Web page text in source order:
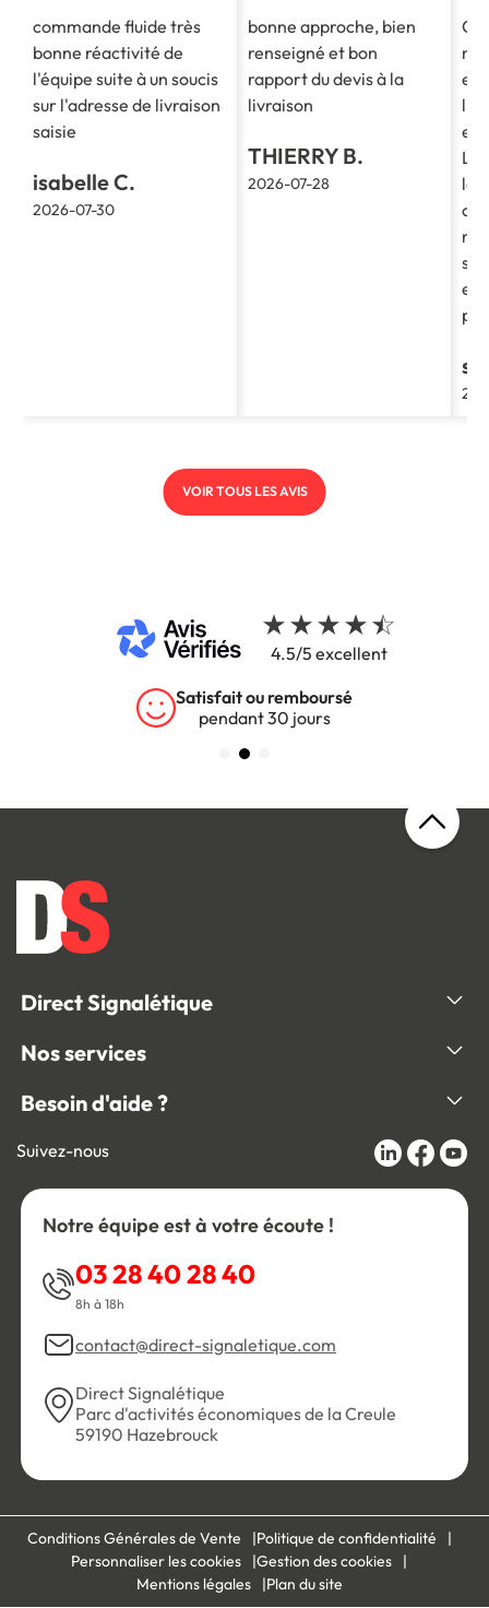
commande fluide très
bonne réactivité de
l'équipe suite à un soucis
sur l'adresse de livraison
saisie
isabelle C.
2026-07-30
bonne approche, bien
renseigné et bon
rapport du devis à la
livraison
THIERRY B.
2026-07-28
est
et
La
le
et
VOIR TOUS LES AVIS
4.5/5 excellent
Satisfait ou remboursé
pendant 30 jours
Direct Signalétique
Nos services
Besoin d'aide ?
Suivez-nous
Notre équipe est à votre écoute !
03 28 40 28 40
8h à 18h
contact@direct-signaletique.com
Direct Signalétique
Parc d'activités économiques de la Creule
59190 Hazebrouck
Conditions Générales de Vente
Politique de confidentialité
Personnaliser les cookies
Gestion des cookies
Mentions légales
Plan du site